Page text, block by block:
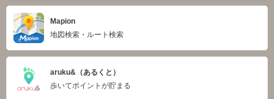
Mapion
地図検索・ルート検索
aruku&（あるくと）
歩いてポイントが貯まる